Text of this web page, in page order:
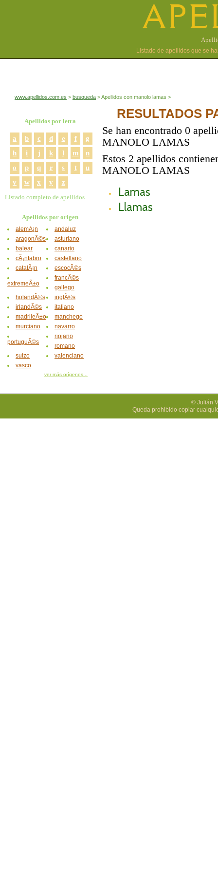
Listado de apellidos que se
www.apellidos.com.es busqueda Apellidos con manolo lamas
RESULTADOS
Se han encontrado 0
MANOLO LAMAS
Estos 2 apellidos
MANOLO LAMAS
Lamas
Llamas
Apellidos por letra
a b c d e f
g
h
i j k l m
n
o
p q r s t
u
v
w x y z
Listado completo de apellidos
Apellidos por origen
alemÃ¡n
andaluz
aragonÃ©s
asturiano
balear
canario
cÃ¡ntabro
castellano
catalÃ¡n
escocÃ©s
extremeÃ±o
francÃ©s
gallego
holandÃ©s
inglÃ©s
irlandÃ©s
italiano
madrileÃ±o
manchego
murciano
navarro
portuguÃ©s
riojano
romano
suizo
valenciano
vasco
ver más orígenes...
© Julián
Queda prohibido copiar